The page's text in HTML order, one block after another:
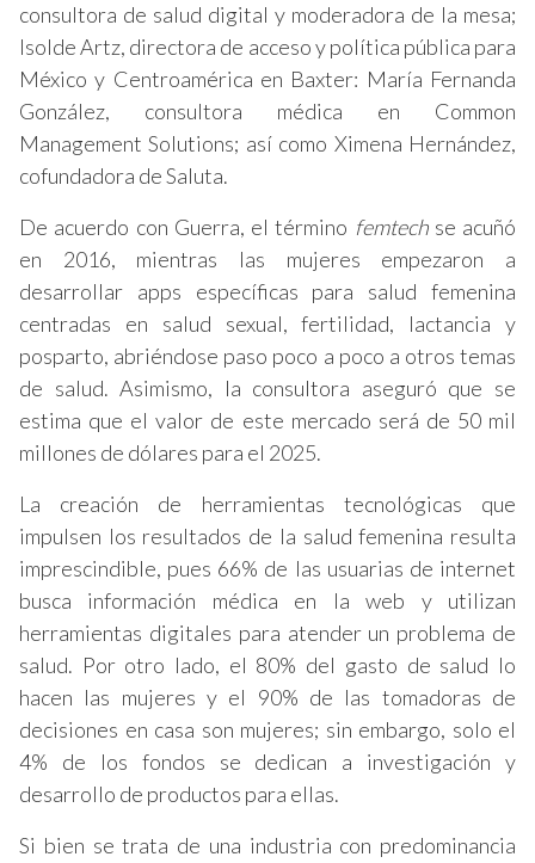
consultora de salud digital y moderadora de la mesa;
Isolde Artz, directora de acceso y política pública para
México y Centroamérica en Baxter: María Fernanda
González, consultora médica en Common
Management Solutions; así como Ximena Hernández,
cofundadora de Saluta.
De acuerdo con Guerra, el término femtechse acuñó
en 2016, mientras las mujeres empezaron a
desarrollar apps específicas para salud femenina
centradas en salud sexual, fertilidad, lactancia y
posparto, abriéndose paso poco a poco a otros temas
de salud. Asimismo, la consultora aseguró que se
estima que el valor de este mercado será de 50 mil
millones de dólares para el 2025.
La creación de herramientas tecnológicas que
impulsen los resultados de la salud femenina resulta
imprescindible, pues 66% de las usuarias de internet
busca información médica en la web y utilizan
herramientas digitales para atender un problema de
salud. Por otro lado, el 80% del gasto de salud lo
hacen las mujeres y el 90% de las tomadoras de
decisiones en casa son mujeres; sin embargo, solo el
4% de los fondos se dedican a investigación y
desarrollo de productos para ellas.
Si bien se trata de una industria con predominancia